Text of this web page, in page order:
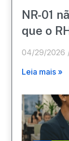
NR-01
que o
04/29/2026
Leia mais »